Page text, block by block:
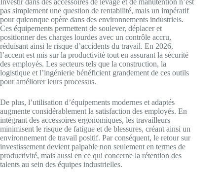
Investir dans des accessoires de levage et de manutention n’est
pas simplement une question de rentabilité, mais un impératif
pour quiconque opère dans des environnements industriels.
Ces équipements permettent de soulever, déplacer et
positionner des charges lourdes avec un contrôle accru,
réduisant ainsi le risque d’accidents du travail. En 2026,
l’accent est mis sur la productivité tout en assurant la sécurité
des employés. Les secteurs tels que la construction, la
logistique et l’ingénierie bénéficient grandement de ces outils
pour améliorer leurs processus.
De plus, l’utilisation d’équipements modernes et adaptés
augmente considérablement la satisfaction des employés. En
intégrant des accessoires ergonomiques, les travailleurs
minimisent le risque de fatigue et de blessures, créant ainsi un
environnement de travail positif. Par conséquent, le retour sur
investissement devient palpable non seulement en termes de
productivité, mais aussi en ce qui concerne la rétention des
talents au sein des équipes industrielles.